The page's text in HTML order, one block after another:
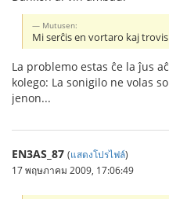
Mutusen:
Mi serĉis en vortaro kaj
La problemo estas ĉe la ĵus
kolego: La sonigilo ne volas
jenon...
EN3AS_87 (แสดงโปรไฟล์)
17 พฤษภาคม 2009, 17:06:49